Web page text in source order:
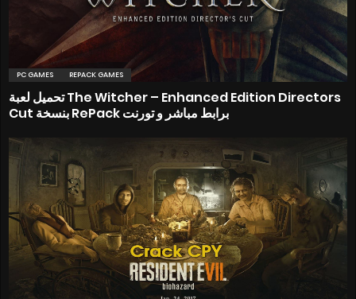
PC GAMES REPACK GAMES
تحميل لعبة The Witcher – Enhanced Edition Directors
Cut بنسخة RePack برابط مباشر و تورنت